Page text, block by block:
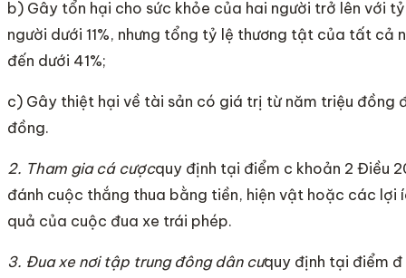
b) Gây tổn hại cho sức khỏe của hai người trở lên với
người dưới 11%, nhưng tổng tỷ lệ thương tật của tất cả
đến dưới 41%;
c) Gây thiệt hại về tài sản có giá trị từ năm triệu đồng
đồng.
2. Tham gia cá cượcquy định tại điểm c khoản 2 Điều
đánh cuộc thắng thua bằng tiền, hiện vật hoặc các lợi
quả của cuộc đua xe trái phép.
3. Đua xe nơi tập trung đông dân cưquy định tại điểm